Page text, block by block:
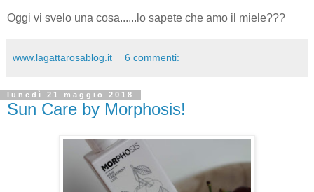
Oggi vi svelo una cosa......lo sapete che amo il miele???
www.lagattarosablog.it 6 commenti:
lunedì 21 maggio 2018
Sun Care by Morphosis!